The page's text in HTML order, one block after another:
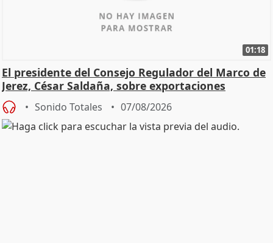
01:18
El presidente del Consejo Regulador del Marco de
Jerez, César Saldaña, sobre exportaciones
Sonido Totales 07/08/2026